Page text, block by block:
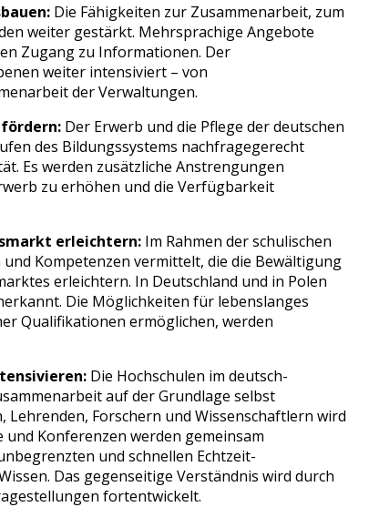
Die Fähigkeiten zur Zusammenarbeit, zum
weiter gestärkt. Mehrsprachige Angebote
Zugang zu Informationen. Der
weiter intensiviert – von
der Verwaltungen.
fördern: Der Erwerb und die Pflege der deutschen
des Bildungssystems nachfragegerecht
Es werden zusätzliche Anstrengungen
zu erhöhen und die Verfügbarkeit
erleichtern: Im Rahmen der schulischen
Kompetenzen vermittelt, die die Bewältigung
erleichtern. In Deutschland und in Polen
Die Möglichkeiten für lebenslanges
Qualifikationen ermöglichen, werden
Die Hochschulen im deutsch-
auf der Grundlage selbst
Forschern und Wissenschaftlern wird
Konferenzen werden gemeinsam
und schnellen Echtzeit-
Das gegenseitige Verständnis wird durch
fortentwickelt.